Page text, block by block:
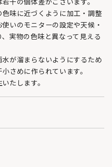
干の個体差がございます。
味に近づくように加工・調整
いのモニターの設定や天候・
実物の色味と異なって見える
が溜まらないようにするため
さめに作られています。
たします。